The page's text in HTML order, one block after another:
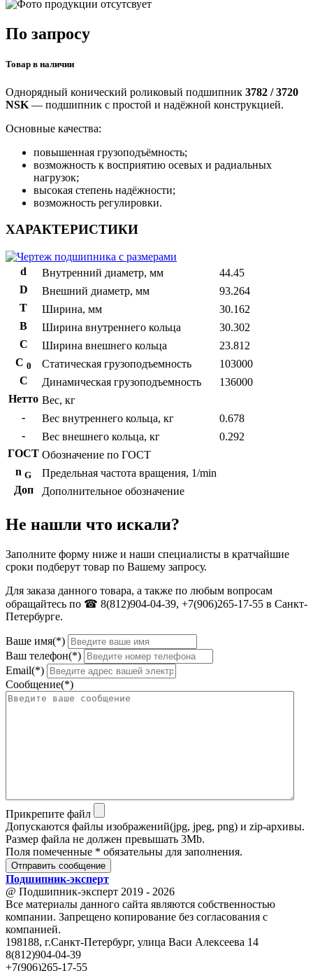
По запросу
Товар в наличии
Однорядный конический роликовый подшипник 3782 / 3720
NSK — подшипник с простой и надёжной конструкцией.
Основные качества:
повышенная грузоподъёмность;
возможность к восприятию осевых и радиальных
нагрузок;
высокая степень надёжности;
возможность регулировки.
ХАРАКТЕРИСТИКИ
d Внутренний диаметр, мм
44.45
D
Внешний диаметр, мм
93.264
T
Ширина, мм
30.162
B
Ширина внутреннего кольца
30.302
С
Ширина внешнего кольца
23.812
С 0 Статическая грузоподъемность
103000
C
Динамическая грузоподъемность
136000
Нетто Вес, кг
-
Вес внутреннего кольца, кг
0.678
-
Вес внешнего кольца, кг
0.292
ГОСТ Обозначение по ГОСТ
n G
Предельная частота вращения, 1/min
Доп
Дополнительное обозначение
Не нашли что искали?
Заполните форму ниже и наши специалисты в кратчайшие
сроки подберут товар по Вашему запросу.
Для заказа данного товара, а также по любым вопросам
обращайтесь по ☎ 8(812)904-04-39, +7(906)265-17-55 в Санкт-
Петербурге.
Ваше имя(*)
Ваш телефон(*)
Email(*)
Сообщение(*)
Прикрепите файл
Допускаются файлы изображений(jpg, jpeg, png) и zip-архивы.
Размер файла не должен превышать 3Mb.
Поля помеченные * обязательны для заполнения.
Отправить сообщение
Подшипник-эксперт
@ Подшипник-эксперт 2019 - 2026
Все материалы данного сайта являются собственностью
компании. Запрещено копирование без согласования с
компанией.
198188, г.Санкт-Петербург, улица Васи Алексеева 14
8(812)904-04-39
+7(906)265-17-55